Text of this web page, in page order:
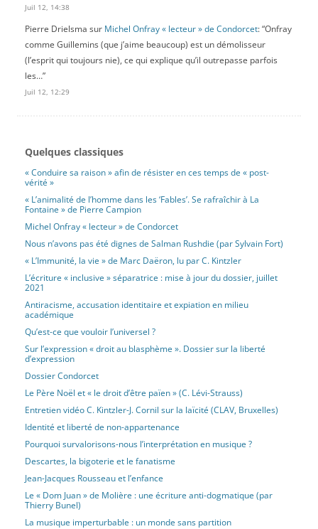
Juil 12, 14:38
Pierre Drielsma sur Michel Onfray « lecteur » de Condorcet: “Onfray
comme Guillemins (que j’aime beaucoup) est un démolisseur
(l’esprit qui toujours nie), ce qui explique qu’il outrepasse parfois
les…”
Juil 12, 12:29
Quelques classiques
« Conduire sa raison » afin de résister en ces temps de « post-
vérité »
« L’animalité de l’homme dans les ‘Fables’. Se rafraîchir à La
Fontaine » de Pierre Campion
Michel Onfray « lecteur » de Condorcet
Nous n’avons pas été dignes de Salman Rushdie (par Sylvain Fort)
« L’Immunité, la vie » de Marc Daëron, lu par C. Kintzler
L’écriture « inclusive » séparatrice : mise à jour du dossier, juillet
2021
Antiracisme, accusation identitaire et expiation en milieu
académique
Qu’est-ce que vouloir l’universel ?
Sur l’expression « droit au blasphème ». Dossier sur la liberté
d’expression
Dossier Condorcet
Le Père Noël et « le droit d’être païen » (C. Lévi-Strauss)
Entretien vidéo C. Kintzler-J. Cornil sur la laïcité (CLAV, Bruxelles)
Identité et liberté de non-appartenance
Pourquoi survalorisons-nous l’interprétation en musique ?
Descartes, la bigoterie et le fanatisme
Jean-Jacques Rousseau et l’enfance
Le « Dom Juan » de Molière : une écriture anti-dogmatique (par
Thierry Bunel)
La musique imperturbable : un monde sans partition